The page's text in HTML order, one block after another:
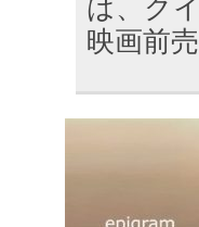
は、ク
映画前